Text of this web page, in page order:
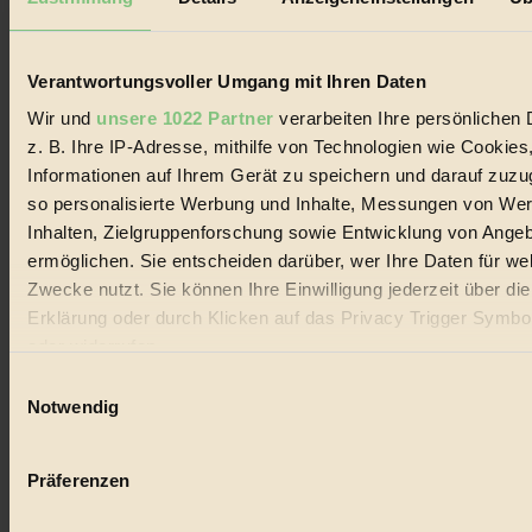
Verantwortungsvoller Umgang mit Ihren Daten
Wir und unsere 1022 Partner verarbeiten Ihre persönlichen
z. B. Ihre IP-Adresse, mithilfe von Technologien wie
Informationen auf Ihrem Gerät zu speichern und darauf
so personalisierte Werbung und Inhalte, Messungen von
Inhalten, Zielgruppenforschung sowie Entwicklung von
ermöglichen. Sie entscheiden darüber, wer Ihre Daten für
Zwecke nutzt. Sie können Ihre Einwilligung jederzeit über
Erklärung oder durch Klicken auf das Privacy Trigger
Wenn Sie es erlauben, würden wir auch gerne:
Ihr Gerät durch aktives Scannen nach bestimmten
Notwendig
Präferenzen
Biorama steht für einen nachhaltigen Lebensstil und bewussten
Lebenswandel. Es ist eine moderne Plattform für Ideen, Menschen
Handels mit Bioprodukten, des Fair-Trade sowie der Branche
alternativer Energien.
Social Media
22.601 Fans auf Facebook
3.415 Follower auf Twitter
Folge uns auf Instagram
Themen
Bio
Vegan